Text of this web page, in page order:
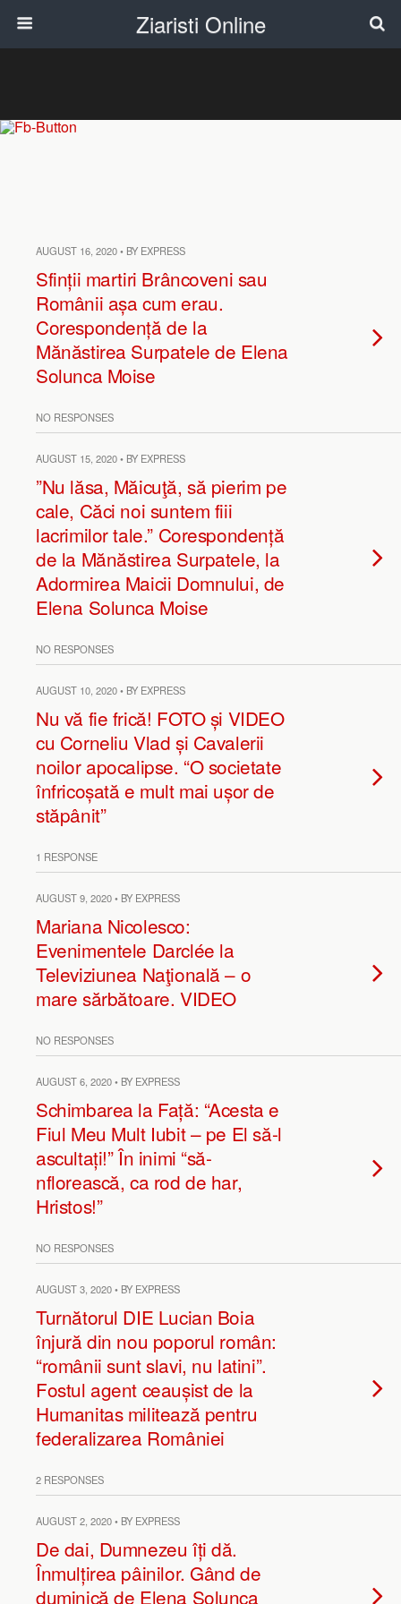
Ziaristi Online
AUGUST 16, 2020 • BY EXPRESS
Sfinții martiri Brâncoveni sau
Românii așa cum erau.
Corespondență de la
Mănăstirea Surpatele de Elena
Solunca Moise
NO RESPONSES
AUGUST 15, 2020 • BY EXPRESS
”Nu lăsa, Măicuţă, să pierim pe
cale, Căci noi suntem fiii
lacrimilor tale.” Corespondență
de la Mănăstirea Surpatele, la
Adormirea Maicii Domnului, de
Elena Solunca Moise
NO RESPONSES
AUGUST 10, 2020 • BY EXPRESS
Nu vă fie frică! FOTO și VIDEO
cu Corneliu Vlad și Cavalerii
noilor apocalipse. “O societate
înfricoșată e mult mai ușor de
stăpânit”
1 RESPONSE
AUGUST 9, 2020 • BY EXPRESS
Mariana Nicolesco:
Evenimentele Darclée la
Televiziunea Naţională – o
mare sărbătoare. VIDEO
NO RESPONSES
AUGUST 6, 2020 • BY EXPRESS
Schimbarea la Față: “Acesta e
Fiul Meu Mult Iubit – pe El să-l
ascultați!” În inimi “să-
nflorească, ca rod de har,
Hristos!”
NO RESPONSES
AUGUST 3, 2020 • BY EXPRESS
Turnătorul DIE Lucian Boia
înjură din nou poporul român:
“românii sunt slavi, nu latini”.
Fostul agent ceaușist de la
Humanitas militează pentru
federalizarea României
2 RESPONSES
AUGUST 2, 2020 • BY EXPRESS
De dai, Dumnezeu îți dă.
Înmulțirea pâinilor. Gând de
duminică de Elena Solunca